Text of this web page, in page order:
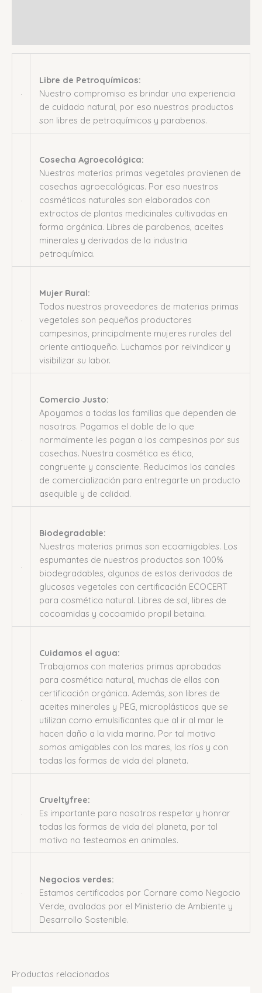
Libre de Petroquímicos:
Nuestro compromiso es brindar una experiencia
de cuidado natural, por eso nuestros productos
son libres de petroquímicos y parabenos.
Cosecha Agroecológica:
Nuestras materias primas vegetales provienen de
cosechas agroecológicas. Por eso nuestros
cosméticos naturales son elaborados con
extractos de plantas medicinales cultivadas en
forma orgánica. Libres de parabenos, aceites
minerales y derivados de la industria
petroquímica.
Mujer Rural:
Todos nuestros proveedores de materias primas
vegetales son pequeños productores
campesinos, principalmente mujeres rurales del
oriente antioqueño. Luchamos por reivindicar y
visibilizar su labor.
Comercio Justo:
Apoyamos a todas las familias que dependen de
nosotros. Pagamos el doble de lo que
normalmente les pagan a los campesinos por sus
cosechas. Nuestra cosmética es ética,
congruente y consciente. Reducimos los canales
de comercialización para entregarte un producto
asequible y de calidad.
Biodegradable:
Nuestras materias primas son ecoamigables. Los
espumantes de nuestros productos son 100%
biodegradables, algunos de estos derivados de
glucosas vegetales con certificación ECOCERT
para cosmética natural. Libres de sal, libres de
cocoamidas y cocoamido propil betaina.
Cuidamos el agua:
Trabajamos con materias primas aprobadas
para cosmética natural, muchas de ellas con
certificación orgánica. Además, son libres de
aceites minerales y PEG, microplásticos que se
utilizan como emulsificantes que al ir al mar le
hacen daño a la vida marina. Por tal motivo
somos amigables con los mares, los ríos y con
todas las formas de vida del planeta.
Crueltyfree:
Es importante para nosotros respetar y honrar
todas las formas de vida del planeta, por tal
motivo no testeamos en animales.
Negocios verdes:
Estamos certificados por Cornare como Negocio
Verde, avalados por el Ministerio de Ambiente y
Desarrollo Sostenible.
Productos relacionados